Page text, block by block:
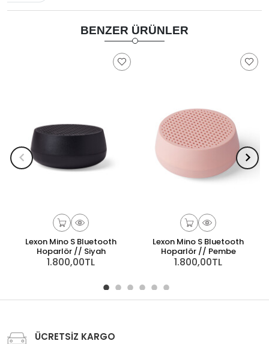
BENZER ÜRÜNLER
Lexon Mino S Bluetooth
Hoparlör // Siyah
1.800,00TL
Lexon Mino S Bluetooth
Hoparlör // Pembe
1.800,00TL
ÜCRETSİZ KARGO